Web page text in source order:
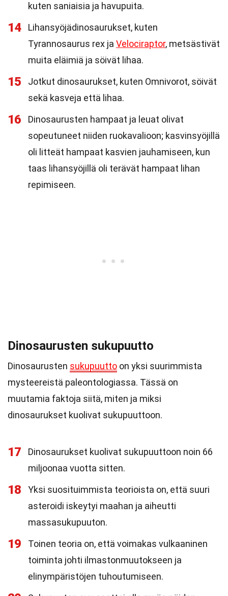
kuten saniaisia ja havupuita.
14
Lihansyöjädinosaurukset, kuten
Tyrannosaurus rex ja Velociraptor, metsästivät
muita eläimiä ja söivät lihaa.
15
Jotkut dinosaurukset, kuten Omnivorot, söivät
sekä kasveja että lihaa.
16
Dinosaurusten hampaat ja leuat olivat
sopeutuneet niiden ruokavalioon; kasvinsyöjillä
oli litteät hampaat kasvien jauhamiseen, kun
taas lihansyöjillä oli terävät hampaat lihan
repimiseen.
Dinosaurusten sukupuutto
Dinosaurusten sukupuutto on yksi suurimmista
mysteereistä paleontologiassa. Tässä on
muutamia faktoja siitä, miten ja miksi
dinosaurukset kuolivat sukupuuttoon.
17
Dinosaurukset kuolivat sukupuuttoon noin 66
miljoonaa vuotta sitten.
18
Yksi suosituimmista teorioista on, että suuri
asteroidi iskeytyi maahan ja aiheutti
massasukupuuton.
19
Toinen teoria on, että voimakas vulkaaninen
toiminta johti ilmastonmuutokseen ja
elinympäristöjen tuhoutumiseen.